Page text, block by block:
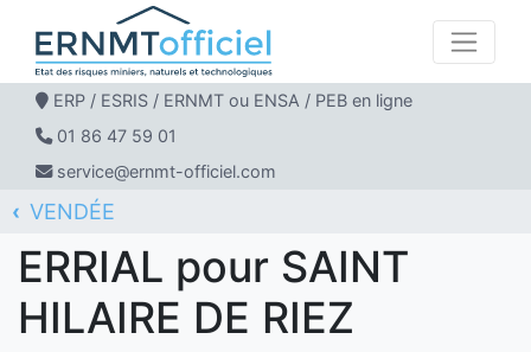
ERP / ESRIS / ERNMT ou ENSA / PEB en ligne
01 86 47 59 01
service@ernmt-officiel.com
ERNMT Officiel
ERRIAL
VENDÉE
SAINT HILAIRE DE RIEZ
ERRIAL pour SAINT
HILAIRE DE RIEZ